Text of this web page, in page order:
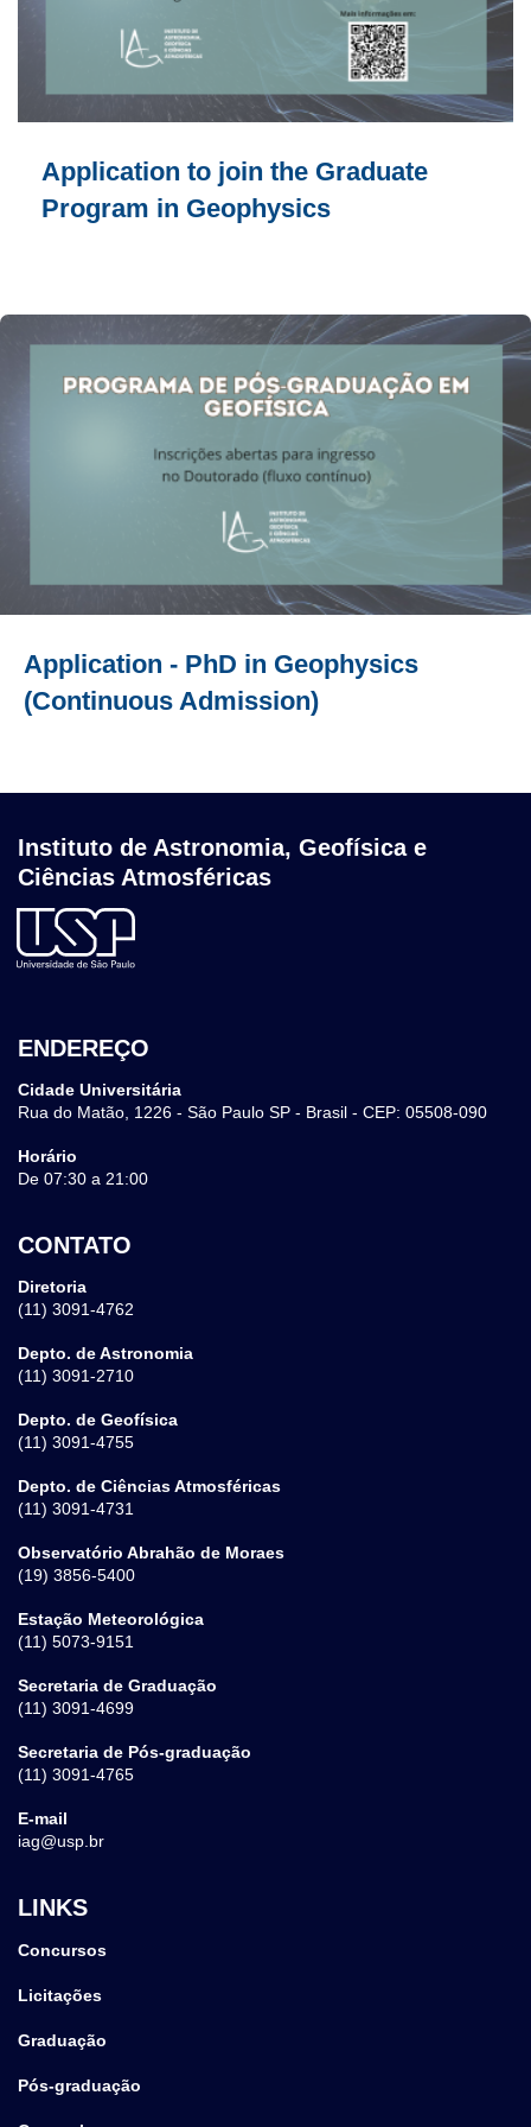
Application to join the Graduate
Program in Geophysics
Application - PhD in Geophysics
(Continuous Admission)
Instituto de Astronomia, Geofísica e
Ciências Atmosféricas
ENDEREÇO
Cidade Universitária
Rua do Matão, 1226 - São Paulo SP - Brasil - CEP: 05508-090
Horário
De 07:30 a 21:00
CONTATO
Diretoria
(11) 3091-4762
Depto. de Astronomia
(11) 3091-2710
Depto. de Geofísica
(11) 3091-4755
Depto. de Ciências Atmosféricas
(11) 3091-4731
Observatório Abrahão de Moraes
(19) 3856-5400
Estação Meteorológica
(11) 5073-9151
Secretaria de Graduação
(11) 3091-4699
Secretaria de Pós-graduação
(11) 3091-4765
E-mail
iag@usp.br
LINKS
Concursos
Licitações
Graduação
Pós-graduação